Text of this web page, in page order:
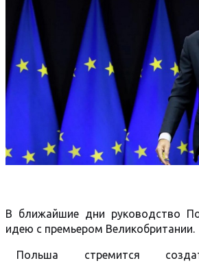
В ближайшие дни руководство
идею с премьером Великобритании.
Польша стремится